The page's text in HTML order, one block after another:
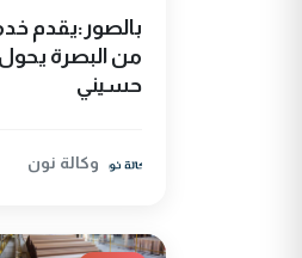
من البصرة
حسيني
وكالة نون